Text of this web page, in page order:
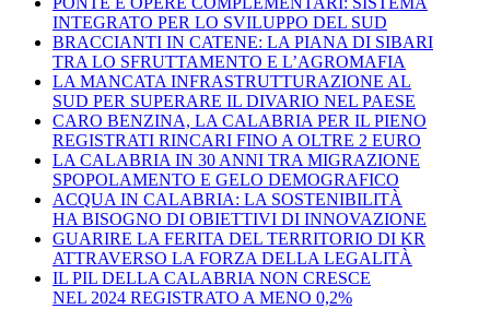
INTEGRATO PER LO SVILUPPO DEL SUD
BRACCIANTI IN CATENE: LA PIANA DI SIBARI
TRA LO SFRUTTAMENTO E L’AGROMAFIA
LA MANCATA INFRASTRUTTURAZIONE AL
SUD PER SUPERARE IL DIVARIO NEL PAESE
CARO BENZINA, LA CALABRIA PER IL PIENO
REGISTRATI RINCARI FINO A OLTRE 2 EURO
LA CALABRIA IN 30 ANNI TRA MIGRAZIONE
SPOPOLAMENTO E GELO DEMOGRAFICO
ACQUA IN CALABRIA: LA SOSTENIBILITÀ
HA BISOGNO DI OBIETTIVI DI INNOVAZIONE
GUARIRE LA FERITA DEL TERRITORIO DI KR
ATTRAVERSO LA FORZA DELLA LEGALITÀ
IL PIL DELLA CALABRIA NON CRESCE
NEL 2024 REGISTRATO A MENO 0,2%